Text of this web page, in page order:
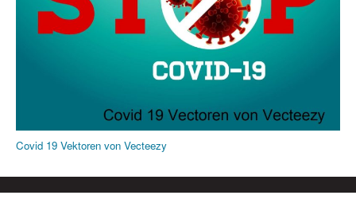
Covid 19 Vektoren von Vecteezy